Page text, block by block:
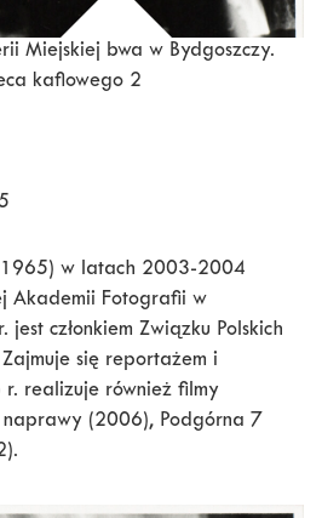
Miejskiej bwa w Bydgoszczy.
kaflowego 2
1965) w latach 2003-2004
Akademii Fotografii w
członkiem Związku Polskich
się reportażem i
realizuje również filmy
naprawy (2006), Podgórna 7